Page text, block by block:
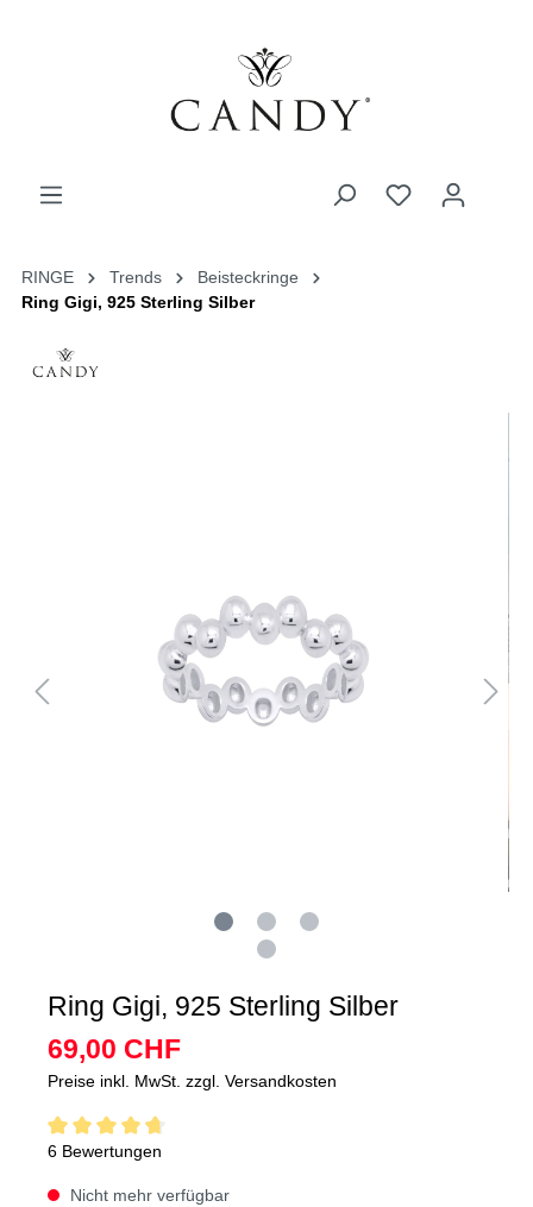
RINGE Trends
Beisteckringe
Ring Gigi, 925 Sterling Silber
Ring Gigi, 925 Sterling Silber
69,00 CHF
Preise inkl. MwSt. zzgl. Versandkosten
6 Bewertungen
Nicht mehr verfügbar